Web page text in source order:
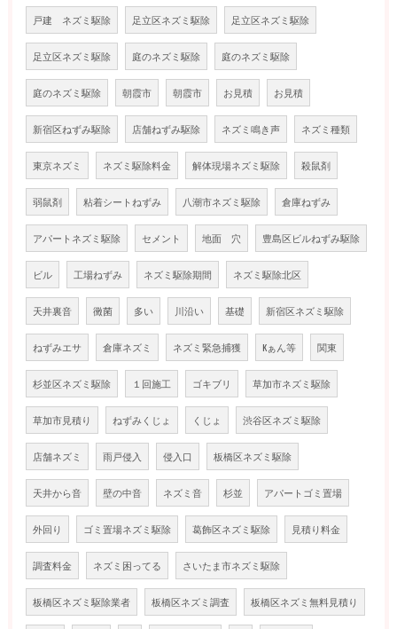
戸建 ネズミ駆除 足立区ネズミ駆除 足立区ネズミ駆除
足立区ネズミ駆除 庭のネズミ駆除 庭のネズミ駆除
庭のネズミ駆除 朝霞市 朝霞市 お見積 お見積
新宿区ねずみ駆除 店舗ねずみ駆除 ネズミ鳴き声 ネズミ種類
東京ネズミ ネズミ駆除料金 解体現場ネズミ駆除 殺鼠剤
弱鼠剤 粘着シートねずみ 八潮市ネズミ駆除 倉庫ねずみ
アパートネズミ駆除 セメント 地面 穴 豊島区ビルねずみ駆除
ビル 工場ねずみ ネズミ駆除期間 ネズミ駆除北区
天井裏音 黴菌 多い 川沿い 基礎 新宿区ネズミ駆除
ねずみエサ 倉庫ネズミ ネズミ緊急捕獲 Kぁん等 関東
杉並区ネズミ駆除 １回施工 ゴキブリ 草加市ネズミ駆除
草加市見積り ねずみくじょ くじょ 渋谷区ネズミ駆除
店舗ネズミ 雨戸侵入 侵入口 板橋区ネズミ駆除
天井から音 壁の中音 ネズミ音 杉並 アパートゴミ置場
外回り ゴミ置場ネズミ駆除 葛飾区ネズミ駆除 見積り料金
調査料金 ネズミ困ってる さいたま市ネズミ駆除
板橋区ネズミ駆除業者 板橋区ネズミ調査 板橋区ネズミ無料見積り